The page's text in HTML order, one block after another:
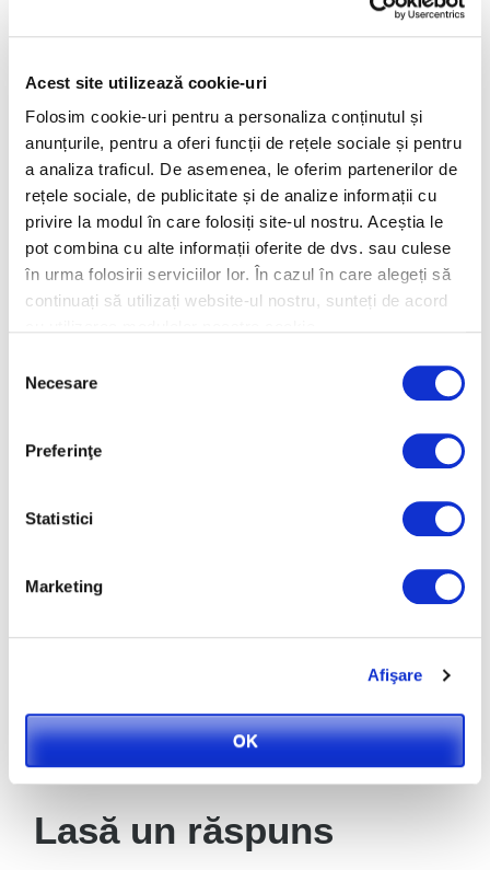
Acest site utilizează cookie-uri
Folosim cookie-uri pentru a personaliza conținutul și
anunțurile, pentru a oferi funcții de rețele sociale și pentru
a analiza traficul. De asemenea, le oferim partenerilor de
rețele sociale, de publicitate și de analize informații cu
privire la modul în care folosiți site-ul nostru. Aceștia le
pot combina cu alte informații oferite de dvs. sau culese
în urma folosirii serviciilor lor. În cazul în care alegeți să
continuați să utilizați website-ul nostru, sunteți de acord
consimțământului
Necesare
Preferinţe
Statistici
Marketing
Afişare
OK
Anthracite,
pentru plantele tale
ceramica Rainbow
Ghivece si vaze
Ghivece ceramice,
Ghivece din
fibra de sticla
Lasă un răspuns